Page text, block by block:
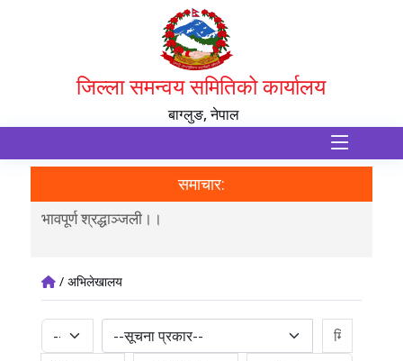
जिल्ला समन्वय समितिको कार्यालय
बाग्लुङ, नेपाल
समाचार:
भावपूर्ण श्रद्धाञ्जली।।
/ अभिलेखालय
--सूचना प्रकार--